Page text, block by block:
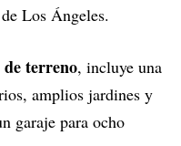
Los Ángeles.
terreno, incluye una
amplios jardines y
garaje para ocho